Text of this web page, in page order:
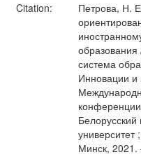
Citation:
Петрова, Н.
система
Инновации и
Минск,